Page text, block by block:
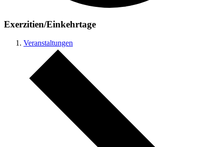
Exerzitien/Einkehrtage
Veranstaltungen